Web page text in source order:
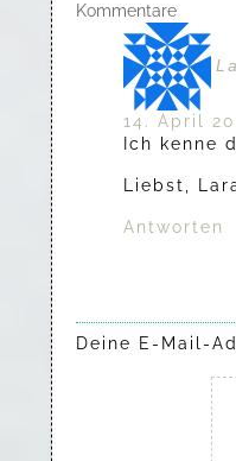
Kommentare
14. April
Ich kenne
Liebst,
Antworten
Deine E-Mail-